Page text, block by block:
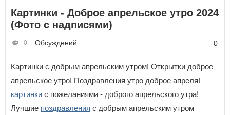
Картинки - Доброе апрельское утро 2024
(Фото с надписями)
Обсуждений:
0 0
Картинки с добрым апрельским утром! Открытки доброе
апрельское утро! Поздравления утро доброе апреля!
картинки с пожеланиями - доброго апрельского утра!
Лучшие поздравления с добрым апрельским утром